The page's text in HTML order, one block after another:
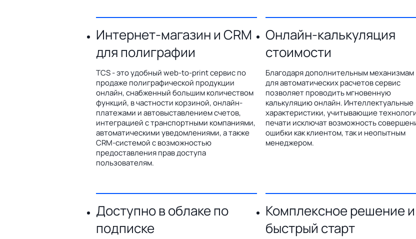
Интернет-магазин и CRM
для полиграфии
TCS - это удобный web-to-print сервис по
продаже полиграфической продукции
онлайн, снабженный большим количеством
функций, в частности корзиной, онлайн-
платежами и автовыставлением счетов,
интеграцией с транспортными компаниями,
автоматическими уведомлениями, а также
CRM-системой с возможностью
предоставления прав доступа
пользователям.
Онлайн-калькуляция
стоимости
Благодаря дополнительным механизмам
для автоматических расчетов сервис
позволяет проводить мгновенную
калькуляцию онлайн. Интеллектуальные
характеристики, учитывающие
печати исключат возможность
ошибки как клиентом, так и неопытным
менеджером.
Доступно в облаке по
подписке
Комплексное решение и
быстрый старт